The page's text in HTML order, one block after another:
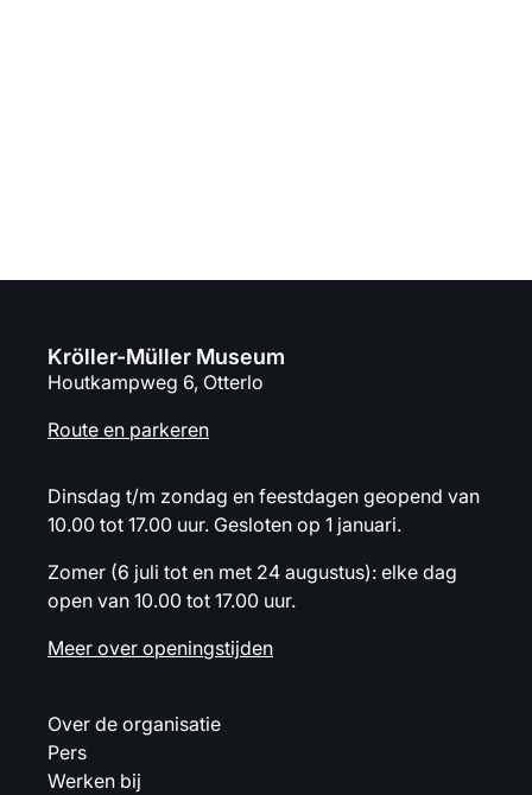
Kröller-Müller Museum
Houtkampweg 6, Otterlo
Route en parkeren
Dinsdag t/m zondag en feestdagen geopend van
10.00 tot 17.00 uur. Gesloten op 1 januari.
Zomer (6 juli tot en met 24 augustus): elke dag
open van 10.00 tot 17.00 uur.
Meer over openingstijden
Over de organisatie
Pers
Werken bij